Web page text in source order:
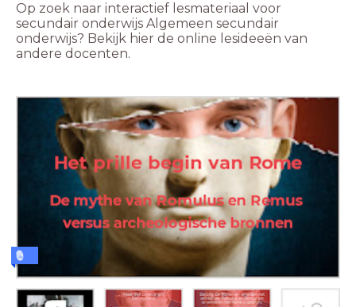
Op zoek naar interactief lesmateriaal voor
secundair onderwijs Algemeen secundair
onderwijs? Bekijk hier de online lesideeën van
andere docenten.